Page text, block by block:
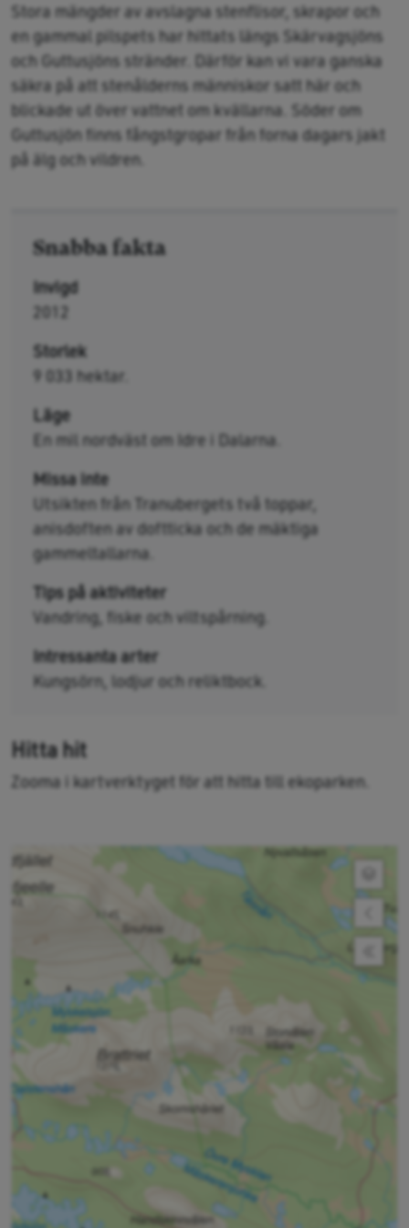
Stora mängder av avslagna stenflisor, skrapor och
en gammal pilspets har hittats längs Skärvagsjöns
och Guttusjöns stränder. Därför kan vi vara ganska
säkra på att stenålderns människor satt här och
blickade ut över vattnet om kvällarna. Söder om
Guttusjön finns fångstgropar från forna dagars jakt
på älg och vildren.
Snabba fakta
Invigd
2012
Storlek
9 033 hektar.
Läge
En mil nordväst om Idre i Dalarna.
Missa inte
Utsikten från Tranubergets två toppar,
anisdoften av doftticka och de mäktiga
gammeltallarna.
Tips på aktiviteter
Vandring, fiske och viltspårning.
Intressanta arter
Kungsörn, lodjur och reliktbock.
Hitta hit
Zooma i kartverktyget för att hitta till ekoparken.